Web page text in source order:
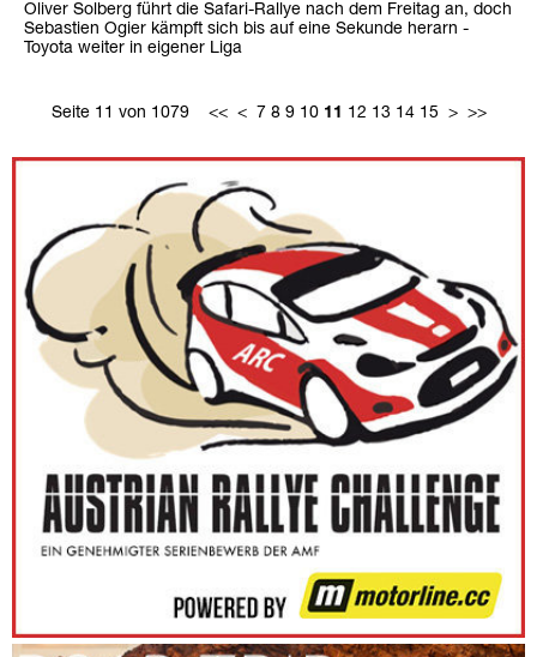
Oliver Solberg führt die Safari-Rallye nach dem Freitag an, doch
Sebastien Ogier kämpft sich bis auf eine Sekunde herarn -
Toyota weiter in eigener Liga
Seite 11 von 1079 << < 7 8 9 10 11 12 13 14 15 > >>